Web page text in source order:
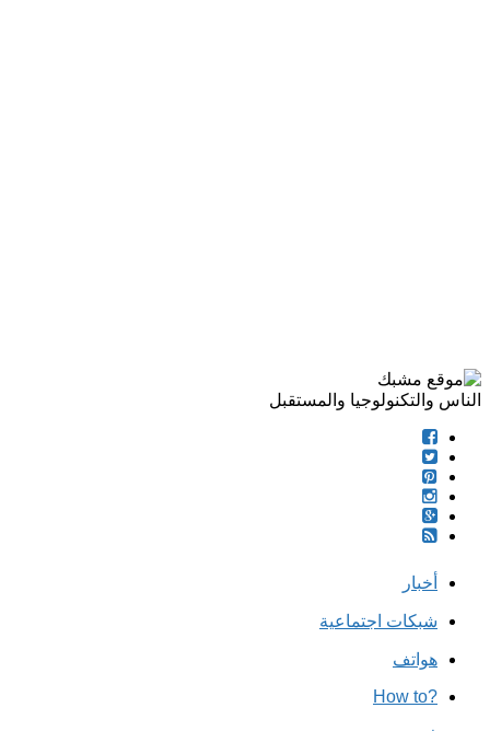
الناس والتكنولوجيا والمستقبل
أخبار
شبكات اجتماعية
هواتف
?How to